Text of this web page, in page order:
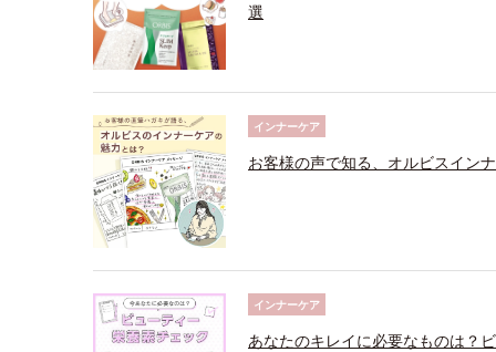
選
インナーケア
お客様の声で知る、オルビスイン
インナーケア
あなたのキレイに必要なものは？